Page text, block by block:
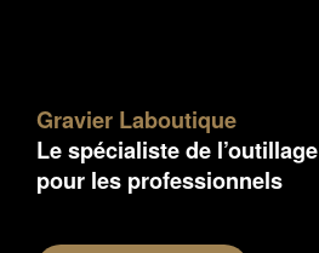
Gravier Laboutique
Le spécialiste de l’outillage
pour les professionnels